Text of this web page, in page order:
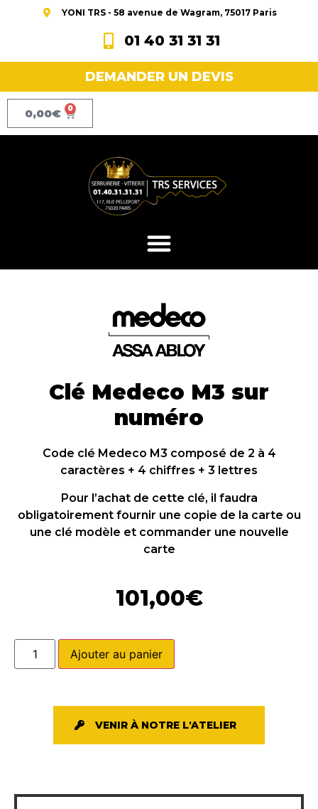
YONI TRS - 58 avenue de Wagram, 75017 Paris
01 40 31 31 31
DEMANDER UN DEVIS
0,00€ 0
Clé Medeco M3 sur
numéro
Code clé Medeco M3 composé de 2 à 4
caractères + 4 chiffres + 3 lettres
Pour l’achat de cette clé, il faudra
obligatoirement fournir une copie de la carte ou
une clé modèle et commander une nouvelle
carte
101,00€
Ajouter au panier
VENIR À NOTRE L'ATELIER